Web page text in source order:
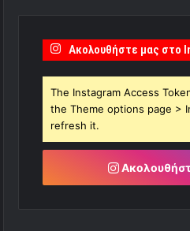
Ακολουθήστε μας στο
The Instagram Access
the Theme options page >
refresh it.